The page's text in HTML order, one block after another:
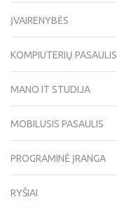
ĮVAIRENYBĖS
KOMPIUTERIŲ PASAULIS
MANO IT STUDIJA
MOBILUSIS PASAULIS
PROGRAMINĖ ĮRANGA
RYŠIAI